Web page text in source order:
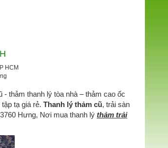
HCM
- thảm thanh lý tòa nhà – thảm cao ốc
tạ giá rẻ. Thanh lý thảm cũ, trải sàn
Hưng, Nơi mua thanh lý thảm trải